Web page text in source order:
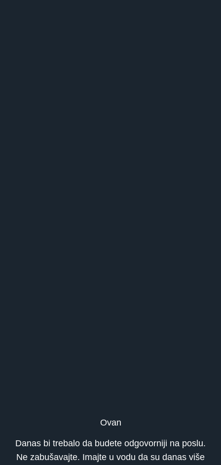
Ovan
Danas bi trebalo da budete odgovorniji na poslu.
Ne zabušavajte. Imajte u vodu da su danas više